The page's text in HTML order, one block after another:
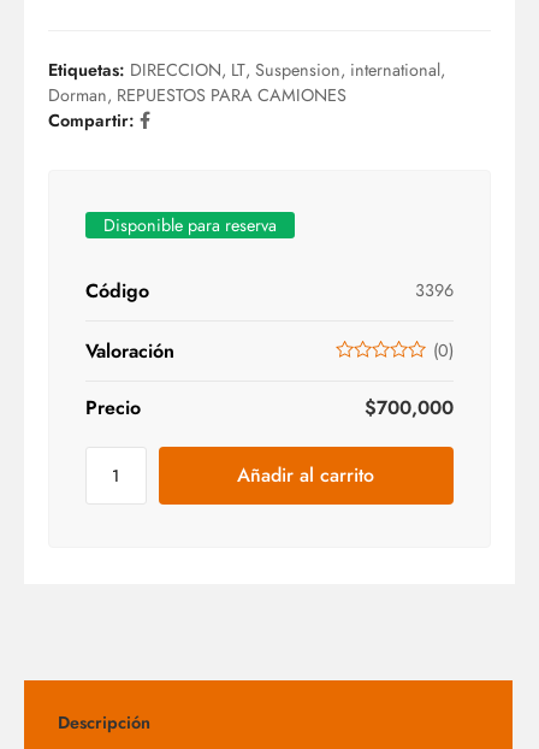
Etiquetas: DIRECCION, LT, Suspension, international,
Dorman, REPUESTOS PARA CAMIONES
Compartir:
Disponible para reserva
Código 3396
Valoración (0)
Precio $700,000
Añadir al carrito
Descripción